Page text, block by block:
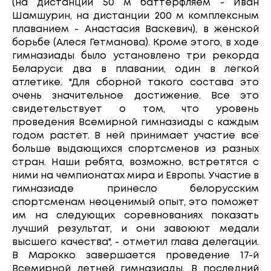
(на дистанции 50 м баттерфляем - Иван
Шамшурин, на дистанции 200 м комплексным
плаванием - Анастасия Васкевич), в женской
борьбе (Алеся Гетманова). Кроме этого, в ходе
гимназиады было установлено три рекорда
Беларуси: два в плавании, один в легкой
атлетике. "Для сборной такого состава это
очень значительное достижение. Все это
свидетельствует о том, что уровень
проведения Всемирной гимназиады с каждым
годом растет. В ней принимает участие все
больше выдающихся спортсменов из разных
стран. Наши ребята, возможно, встретятся с
ними на чемпионатах мира и Европы. Участие в
гимназиаде принесло белорусским
спортсменам неоценимый опыт, это поможет
им на следующих соревнованиях показать
лучший результат, и они завоюют медали
высшего качества", - отметил глава делегации.
В Марокко завершается проведение 17-й
Всемирной летней гимназиады. В последний